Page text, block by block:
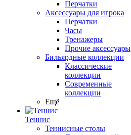
Перчатки
Аксессуары для игрока
Перчатки
Часы
Тренажеры
Прочие аксессуары
Бильярдные коллекции
Классические
коллекции
Современные
коллекции
Ещё
Теннис
Теннисные столы